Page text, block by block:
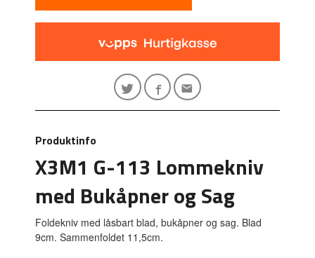
Produktinfo
X3M1 G-113 Lommekniv
med Bukåpner og Sag
Foldekniv med låsbart blad, bukåpner og sag. Blad
9cm. Sammenfoldet 11,5cm.